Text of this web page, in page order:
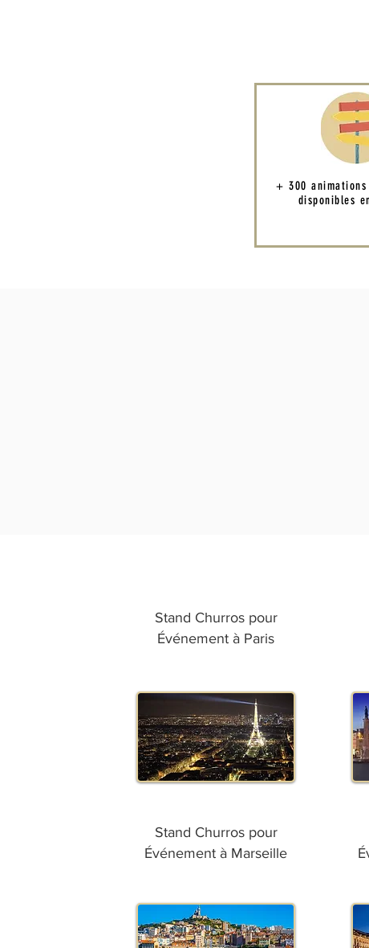
+ 300 animations
disponibles
Stand Churros pour
Événement à Paris
Stand Churros pour
Événement à Marseille